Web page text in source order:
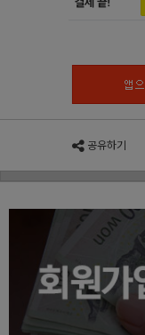
공유하기